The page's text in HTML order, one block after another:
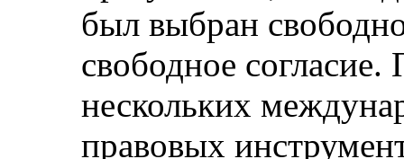
был выбран
свободное
нескольких
правовых